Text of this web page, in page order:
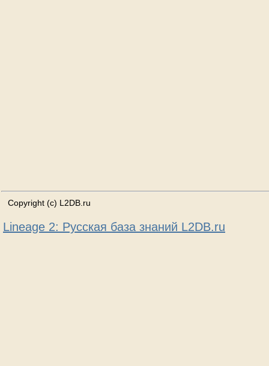
Copyright (c) L2DB.ru
Lineage 2: Русская база знаний L2DB.ru